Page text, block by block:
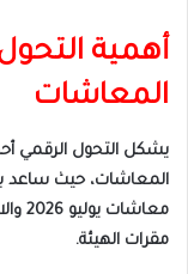
أهمية
المعاشات
يشكل التحول الرقمي
المعاشات، حيث
مقرات الهيئة.